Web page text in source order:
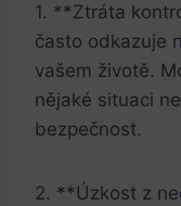
1. **Ztráta
často odkazuje
vašem životě.
nějaké situaci⁢
bezpečnost.
2. **Úzkost z